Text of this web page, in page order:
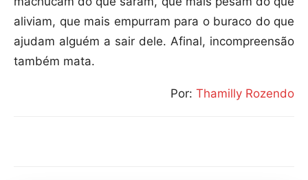
aliviam, que mais empurram para o buraco do que
ajudam alguém a sair dele. Afinal, incompreensão
também mata.
Por: Thamilly Rozendo